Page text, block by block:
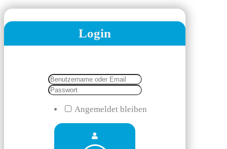
Login
Angemeldet bleiben